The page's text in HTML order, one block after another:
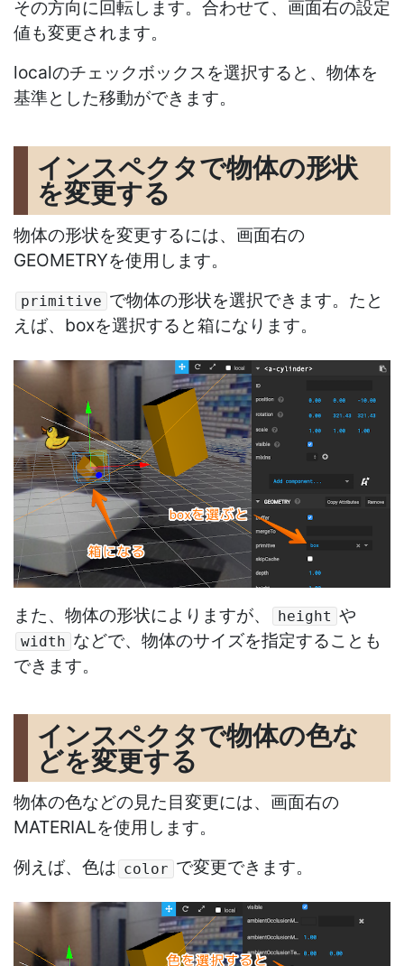
その方向に回転します。合わせて、画面右の設定
値も変更されます。
localのチェックボックスを選択すると、物体を
基準とした移動ができます。
インスペクタで物体の形状
を変更する
物体の形状を変更するには、画面右の
GEOMETRYを使用します。
primitive で物体の形状を選択できます。たと
えば、boxを選択すると箱になります。
また、物体の形状によりますが、 height や
width などで、物体のサイズを指定することも
できます。
インスペクタで物体の色な
どを変更する
物体の色などの見た目変更には、画面右の
MATERIALを使用します。
例えば、色は color で変更できます。